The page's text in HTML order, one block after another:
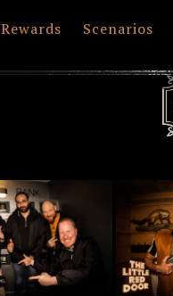
Rewards Scenarios